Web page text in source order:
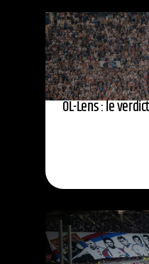
OL-Lens : le